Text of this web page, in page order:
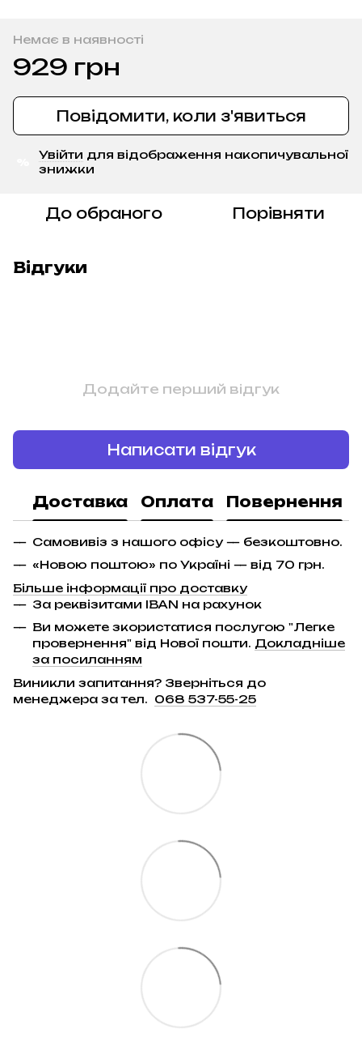
Немає в наявності
929 грн
Повідомити, коли з'явиться
Увійти для відображення накопичувальної
знижки
До обраного Порівняти
Відгуки
Додайте перший відгук
Написати відгук
Доставка Оплата Повернення
Самовивіз з нашого офісу — безкоштовно.
«Новою поштою» по Україні — від 70 грн.
Більше інформації про доставку
За реквізитами IBAN на рахунок
Ви можете зкористатися послугою "Легке
провернення" від Нової пошти. Докладніше
за посиланням
Виникли запитання? Зверніться до
менеджера за тел. 068 537-55-25